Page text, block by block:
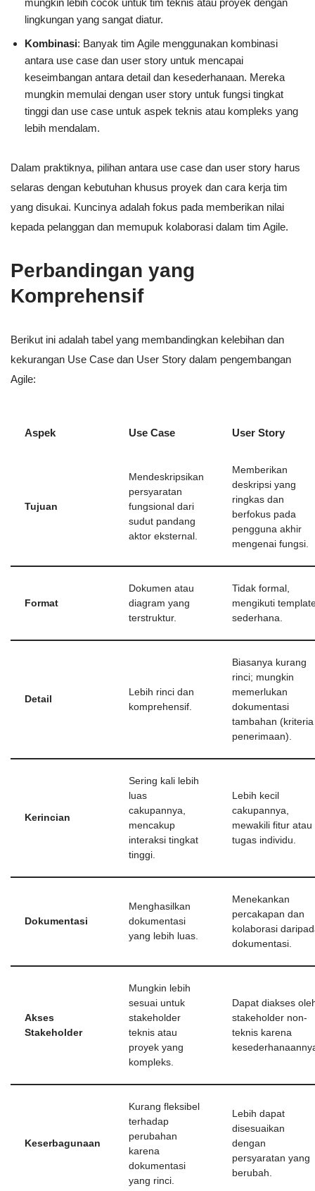
mungkin lebih cocok untuk tim teknis atau proyek dengan
lingkungan yang sangat diatur.
Kombinasi: Banyak tim Agile menggunakan kombinasi
antara use case dan user story untuk mencapai
keseimbangan antara detail dan kesederhanaan. Mereka
mungkin memulai dengan user story untuk fungsi tingkat
tinggi dan use case untuk aspek teknis atau kompleks yang
lebih mendalam.
Dalam praktiknya, pilihan antara use case dan user story harus
selaras dengan kebutuhan khusus proyek dan cara kerja tim
yang disukai. Kuncinya adalah fokus pada memberikan nilai
kepada pelanggan dan memupuk kolaborasi dalam tim Agile.
Perbandingan yang
Komprehensif
Berikut ini adalah tabel yang membandingkan kelebihan dan
kekurangan Use Case dan User Story dalam pengembangan
Agile:
Aspek Use Case User Story
Tujuan
Mendeskripsikan
persyaratan
fungsional dari
sudut pandang
aktor eksternal.
Memberikan
deskripsi yang
ringkas dan
berfokus pada
pengguna akhir
mengenai fungsi.
Format
Dokumen atau
diagram yang
terstruktur.
Tidak formal,
mengikuti
sederhana.
Detail
Lebih rinci dan
komprehensif.
Biasanya kurang
rinci; mungkin
memerlukan
dokumentasi
tambahan (kriteria
penerimaan).
Kerincian
Sering kali lebih
luas
cakupannya,
mencakup
interaksi tingkat
tinggi.
Lebih kecil
cakupannya,
mewakili fitur atau
tugas individu.
Dokumentasi
Menghasilkan
dokumentasi
yang lebih luas.
Menekankan
percakapan dan
kolaborasi
dokumentasi.
Akses
Stakeholder
Mungkin lebih
sesuai untuk
stakeholder
teknis atau
proyek yang
kompleks.
Dapat diakses
stakeholder non-
teknis karena
Keserbagunaan
Kurang fleksibel
terhadap
perubahan
karena
dokumentasi
yang rinci.
Lebih dapat
disesuaikan
dengan
persyaratan yang
berubah.